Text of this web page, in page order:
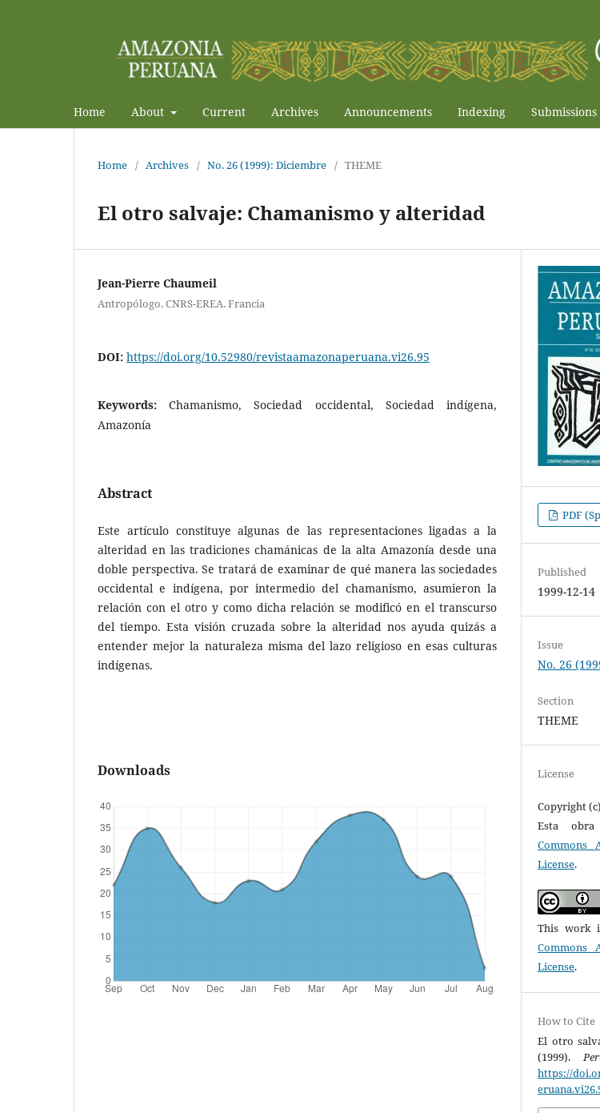
Home About Current Archives Announcements Indexing Submissions
Home / Archives / No. 26 (1999): Diciembre / THEME
El otro salvaje: Chamanismo y alteridad
Jean-Pierre Chaumeil
Antropólogo. CNRS-EREA. Francia
DOI: https://doi.org/10.52980/revistaamazonaperuana.vi26.95
Keywords:Chamanismo, Sociedad occidental, Sociedad indígena,
Amazonía
Abstract
Este artículo constituye algunas de las representaciones ligadas a la
alteridad en las tradiciones chamánicas de la alta Amazonía desde una
doble perspectiva. Se tratará de examinar de qué manera las sociedades
occidental e indígena, por intermedio del chamanismo, asumieron la
relación con el otro y como dicha relación se modificó en el transcurso
del tiempo. Esta visión cruzada sobre la alteridad nos ayuda quizás a
entender mejor la naturaleza misma del lazo religioso en esas culturas
indígenas.
Downloads
PDF
Published
1999-12-14
Issue
No. 26
Section
THEME
License
Copyright
Esta
Commons
License.
This work
Commons
License.
How to Cite
El otro
(1999).
https://